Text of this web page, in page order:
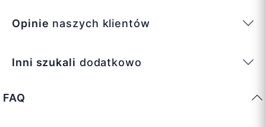
Opinie naszych klientów
Inni szukali dodatkowo
FAQ